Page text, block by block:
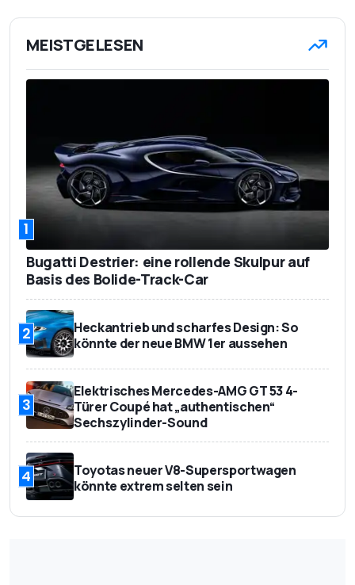
MEISTGELESEN
1
Bugatti Destrier: eine rollende Skulpur auf
Basis des Bolide-Track-Car
2
Heckantrieb und scharfes Design: So
könnte der neue BMW 1er aussehen
3
Elektrisches Mercedes-AMG GT 53 4-
Türer Coupé hat „authentischen“
Sechszylinder-Sound
4
Toyotas neuer V8-Supersportwagen
könnte extrem selten sein